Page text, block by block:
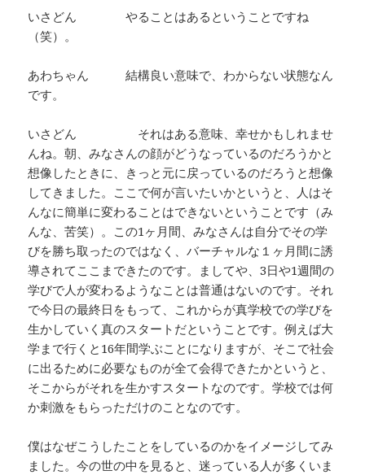
いさどん やることはあるということですね
（笑）。
あわちゃん 結構良い意味で、わからない状態なん
です。
いさどん それはある意味、幸せかもしれませ
んね。朝、みなさんの顔がどうなっているのだろうかと
想像したときに、きっと元に戻っているのだろうと想像
してきました。ここで何が言いたいかというと、人はそ
んなに簡単に変わることはできないということです（み
んな、苦笑）。この1ヶ月間、みなさんは自分でその学
びを勝ち取ったのではなく、バーチャルな１ヶ月間に誘
導されてここまできたのです。ましてや、3日や1週間の
学びで人が変わるようなことは普通はないのです。それ
で今日の最終日をもって、これからが真学校での学びを
生かしていく真のスタートだということです。例えば大
学まで行くと16年間学ぶことになりますが、そこで社会
に出るために必要なものが全て会得できたかというと、
そこからがそれを生かすスタートなのです。学校では何
か刺激をもらっただけのことなのです。
僕はなぜこうしたことをしているのかをイメージしてみ
ました。今の世の中を見ると、迷っている人が多くいま